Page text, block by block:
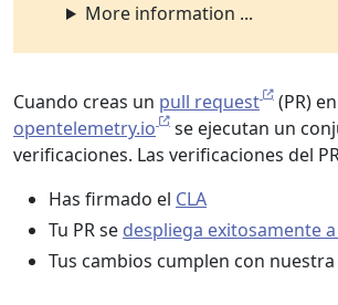
More information ...
Cuando creas un pull request (PR)
opentelemetry.io
se ejecutan un
verificaciones. Las verificaciones del
Has firmado el CLA
Tu PR se despliega exitosamente
Tus cambios cumplen con nuestra